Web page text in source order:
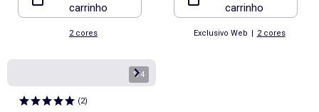
carrinho
2 cores
carrinho
Exclusivo Web | 2 cores
1/4
(2)